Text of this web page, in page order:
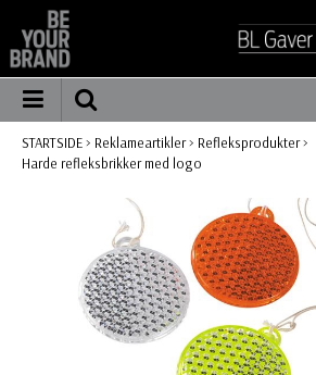
STARTSIDE> Reklameartikler> Refleksprodukter>
Harde refleksbrikker med logo